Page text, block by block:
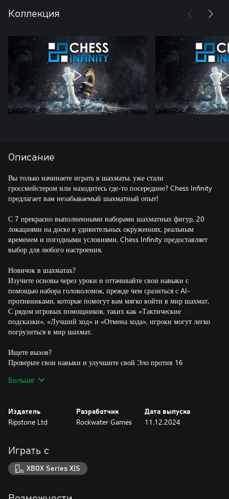
Коллекция
Описание
Вы только начинаете играть в шахматы, уже стали
гроссмейстером или находитесь где-то посередине? Chess Infinity
предлагает вам незабываемый шахматный опыт!
С 7 прекрасно выполненными наборами шахматных фигур, 20
локациями на доске в удивительных окружениях, реальным
временем и погодными условиями, Chess Infinity предоставляет
выбор для любого настроения.
Новичок в шахматах?
Изучите основы через уроки и оттачивайте свои навыки с
помощью набора головоломок, прежде чем сразиться с AI-
противниками, которые помогут вам мягко войти в мир шахмат.
С рядом игровых помощников, таких как «Тактические
подсказки», «Лучший ход» и «Отмена хода», игроки могут легко
погрузиться в мир шахмат.
Ищете вызов?
Проверьте свои навыки и улучшите свой Эло против 16
игрокам в многопользовательских режимах онлайн. С выбором
Больше
Издатель
Ripstone Ltd
Разработчик
Rockwater Games
Дата выпуска
11.12.2024
Играть с
XBOX Series X|S